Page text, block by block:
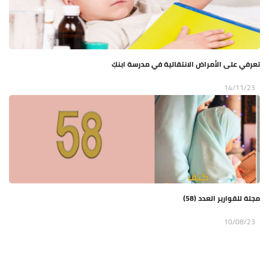
تعرفي على الأمراض الانتقالية في مدرسة ابنكِ
14/11/23
مجلة للقوارير العدد (58)
10/08/23